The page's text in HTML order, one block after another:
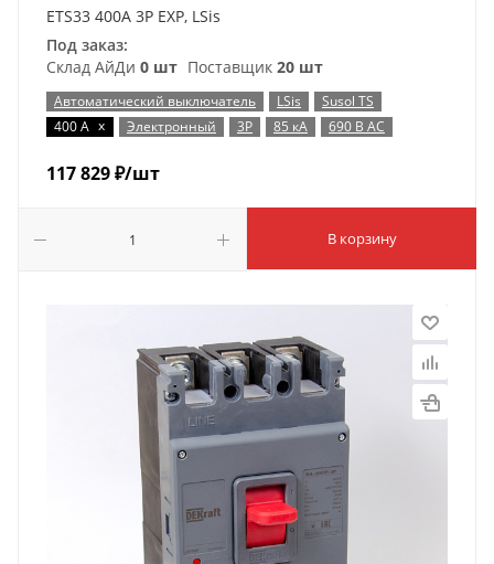
ETS33 400A 3P EXP, LSis
Под заказ:
Склад АйДи 0 шт Поставщик 20 шт
Автоматический выключатель LSis
Susol TS
400 А x Электронный 3P 85 кА 690 В AC
117 829₽/шт
В корзину